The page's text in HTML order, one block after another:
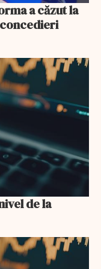
a căzut la
de la